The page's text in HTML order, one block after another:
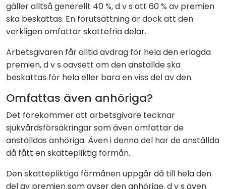
gäller alltså generellt 40 %, d v s att 60 % av premien
ska beskattas. En förutsättning är dock att den
verkligen omfattar skattefria delar.
Arbetsgivaren får alltid avdrag för hela den erlagda
premien, d v s oavsett om den anställde ska
beskattas för hela eller bara en viss del av den.
Omfattas även anhöriga?
Det förekommer att arbetsgivare tecknar
sjukvårdsförsäkringar som även omfattar de
anställdas anhöriga. Även i denna del har de anställda
då fått en skattepliktig förmån.
Den skattepliktiga förmånen uppgår då till hela den
del av premien som avser den anhörige, d v s även